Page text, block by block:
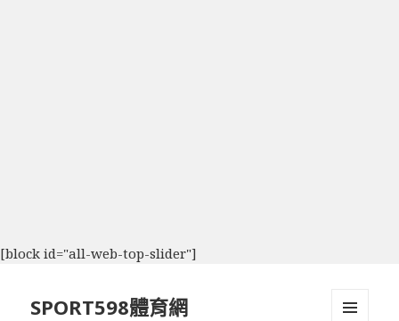
[block id="all-web-top-slider"]
SPORT598體育網